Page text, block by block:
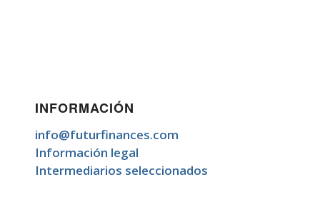
INFORMACIÓN
info@futurfinances.com
Información legal
Intermediarios seleccionados